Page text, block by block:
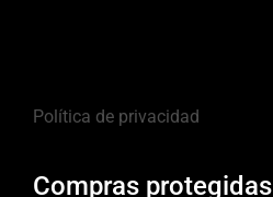
Política de privacidad
Compras protegidas